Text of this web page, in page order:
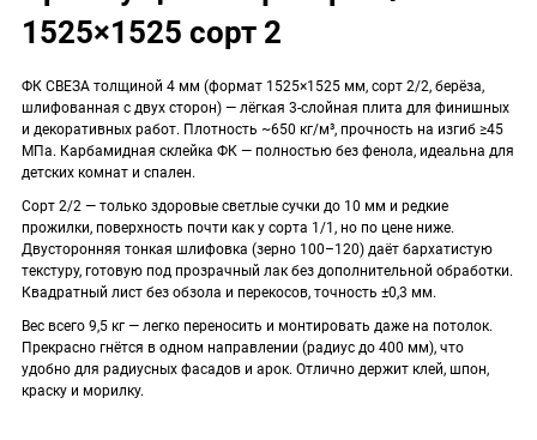
1525×1525 сорт 2
ФК СВЕЗА толщиной 4 мм (формат 1525×1525 мм, сорт 2/2, берёза,
шлифованная с двух сторон) — лёгкая 3-слойная плита для финишных
и декоративных работ. Плотность ~650 кг/м³, прочность на изгиб ≥45
МПа. Карбамидная склейка ФК — полностью без фенола, идеальна для
детских комнат и спален.
Сорт 2/2 — только здоровые светлые сучки до 10 мм и редкие
прожилки, поверхность почти как у сорта 1/1, но по цене ниже.
Двусторонняя тонкая шлифовка (зерно 100–120) даёт бархатистую
текстуру, готовую под прозрачный лак без дополнительной обработки.
Квадратный лист без обзола и перекосов, точность ±0,3 мм.
Вес всего 9,5 кг — легко переносить и монтировать даже на потолок.
Прекрасно гнётся в одном направлении (радиус до 400 мм), что
удобно для радиусных фасадов и арок. Отлично держит клей, шпон,
краску и морилку.